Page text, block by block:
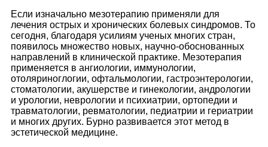
Если изначально мезотерапию применяли для
лечения острых и хронических болевых синдромов. То
сегодня, благодаря усилиям ученых многих стран,
появилось множество новых, научно-обоснованных
направлений в клинической практике. Мезотерапия
применяется в ангиологии, иммунологии,
отоляриноглогии, офтальмологии, гастроэнтерологии,
стоматологии, акушерстве и гинекологии, андрологии
и урологии, неврологии и психиатрии, ортопедии и
травматологии, ревматологии, педиатрии и гериатрии
и многих других. Бурно развивается этот метод в
эстетической медицине.